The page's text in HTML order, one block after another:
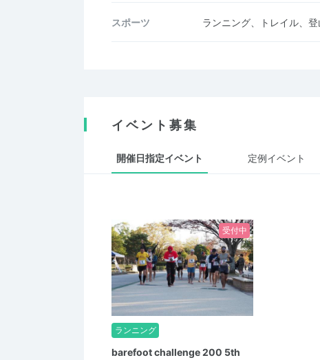
スポーツ ランニング、トレイル、
イベント募集
開催日指定イベント 定例イベント
受付中
ランニング
barefoot challenge 200 5th